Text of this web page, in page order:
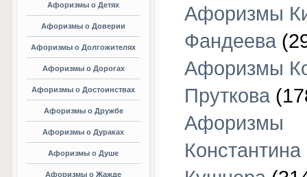
Афоризмы о Детях
Афоризмы о Доверии
Афоризмы о Долгожителях
Афоризмы о Дорогах
Афоризмы о Достоинствах
Афоризмы о Дружбе
Афоризмы о Дураках
Афоризмы о Душе
Афоризмы о Жажде
Афоризмы
Фандеева
Афоризмы
Пруткова
Афоризмы
Константина